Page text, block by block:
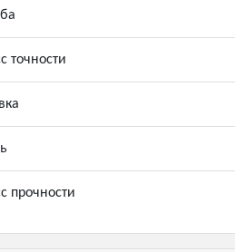
точности
прочности